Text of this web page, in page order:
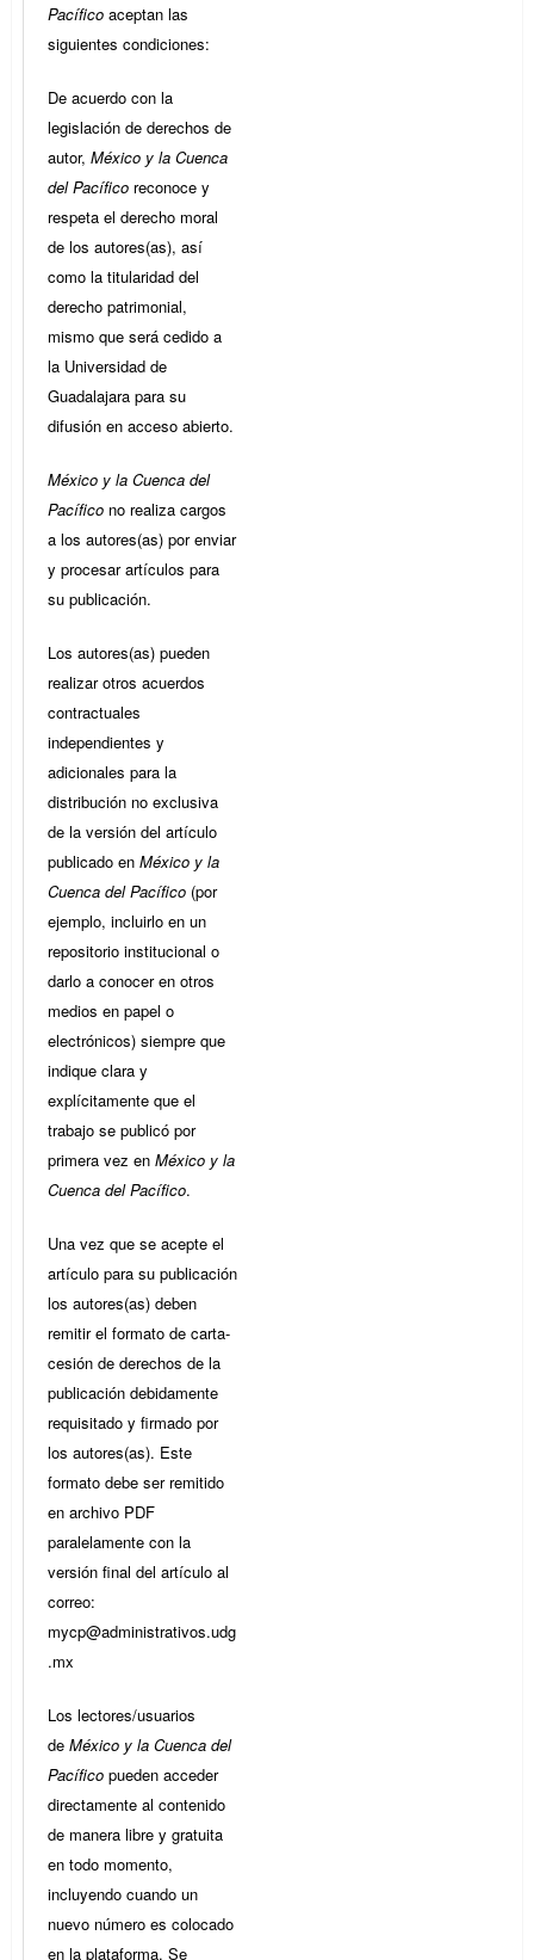
Pacífico aceptan las
siguientes condiciones:
De acuerdo con la
legislación de derechos de
autor, México y la Cuenca
del Pacífico reconoce y
respeta el derecho moral
de los autores(as), así
como la titularidad del
derecho patrimonial,
mismo que será cedido a
la Universidad de
Guadalajara para su
difusión en acceso abierto.
México y la Cuenca del
Pacífico no realiza cargos
a los autores(as) por enviar
y procesar artículos para
su publicación.
Los autores(as) pueden
realizar otros acuerdos
contractuales
independientes y
adicionales para la
distribución no exclusiva
de la versión del artículo
publicado en México y la
Cuenca del Pacífico (por
ejemplo, incluirlo en un
repositorio institucional o
darlo a conocer en otros
medios en papel o
electrónicos) siempre que
indique clara y
explícitamente que el
trabajo se publicó por
primera vez en México y la
Cuenca del Pacífico.
Una vez que se acepte el
artículo para su publicación
los autores(as) deben
remitir el formato de carta-
cesión de derechos de la
publicación debidamente
requisitado y firmado por
los autores(as). Este
formato debe ser remitido
en archivo PDF
paralelamente con la
versión final del artículo al
correo:
mycp@administrativos.udg
.mx
Los lectores/usuarios
de México y la Cuenca del
Pacífico pueden acceder
directamente al contenido
de manera libre y gratuita
en todo momento,
incluyendo cuando un
nuevo número es colocado
en la plataforma. Se